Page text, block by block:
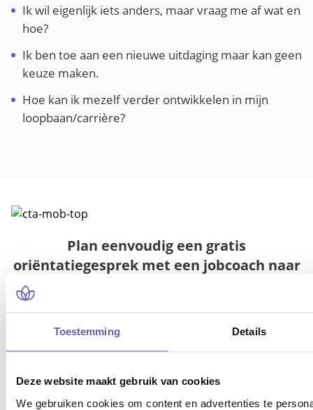
Toestemming Details
Deze website maakt gebruik van cookies
We gebruiken cookies om content en advertenties te
Ik wil eigenlijk iets anders, maar vraag me af wat en
hoe?
Ik ben toe aan een nieuwe uitdaging maar kan geen
keuze maken.
Hoe kan ik mezelf verder ontwikkelen in mijn
loopbaan/carrière?
Plan eenvoudig een gratis
oriëntatiegesprek met een jobcoach naar
Plan een gratis oriëntatiegesprek